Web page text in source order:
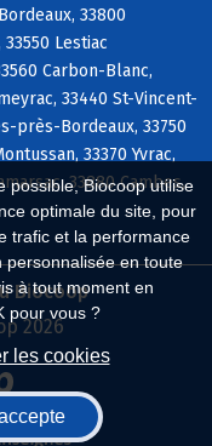
possible, Biocoop utilise
optimale du site, pour
trafic et la performance
en toute
à tout moment en
pour vous ?
les cookies
33800
Lestiac
Carbon-Blanc,
33440 St-Vincent-
près-Bordeaux, 33750
33370 Yvrac,
33880 Cambes,
Biocoop
2026